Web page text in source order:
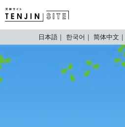
TENJIN SITE
日本語 한국어 简体中文